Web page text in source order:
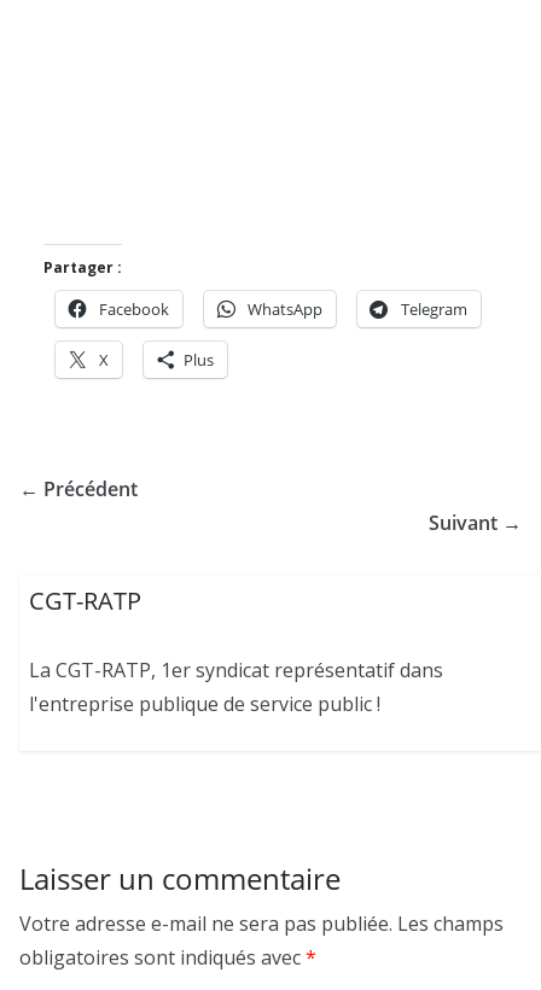
Partager :
Facebook WhatsApp Telegram
X Plus
← Précédent
Suivant →
CGT-RATP
La CGT-RATP, 1er syndicat représentatif dans
l'entreprise publique de service public !
Laisser un commentaire
Votre adresse e-mail ne sera pas publiée. Les champs
obligatoires sont indiqués avec*